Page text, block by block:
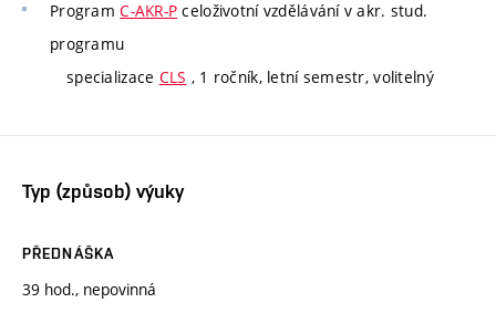
ProgramC-AKR-P celoživotní vzdělávání v akr. stud.
programu
specializace CLS , 1 ročník, letní semestr, volitelný
Typ (způsob) výuky
PŘEDNÁŠKA
39 hod., nepovinná